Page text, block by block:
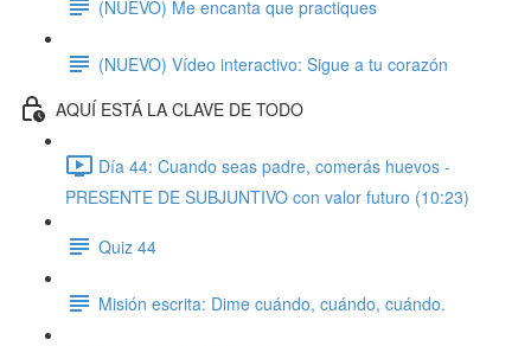
(NUEVO) Me encanta que practiques
(NUEVO) Vídeo interactivo: Sigue a tu corazón
AQUÍ ESTÁ LA CLAVE DE TODO
Día 44: Cuando seas padre, comerás huevos -
PRESENTE DE SUBJUNTIVO con valor futuro (10:23)
Quiz 44
Misión escrita: Dime cuándo, cuándo, cuándo.